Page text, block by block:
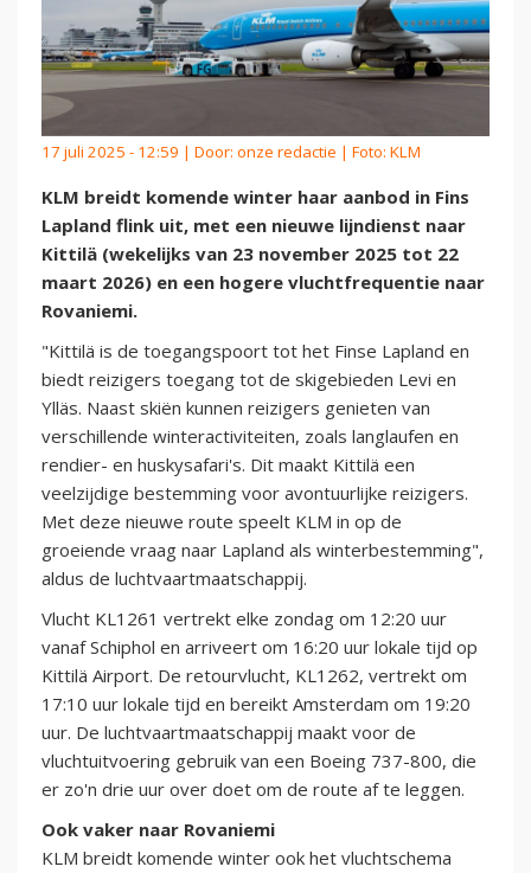
17 juli 2025 - 12:59 | Door: onze redactie | Foto: KLM
KLM breidt komende winter haar aanbod in Fins
Lapland flink uit, met een nieuwe lijndienst naar
Kittilä (wekelijks van 23 november 2025 tot 22
maart 2026) en een hogere vluchtfrequentie naar
Rovaniemi.
"Kittilä is de toegangspoort tot het Finse Lapland en
biedt reizigers toegang tot de skigebieden Levi en
Ylläs. Naast skiën kunnen reizigers genieten van
verschillende winteractiviteiten, zoals langlaufen en
rendier- en huskysafari's. Dit maakt Kittilä een
veelzijdige bestemming voor avontuurlijke reizigers.
Met deze nieuwe route speelt KLM in op de
groeiende vraag naar Lapland als winterbestemming",
aldus de luchtvaartmaatschappij.
Vlucht KL1261 vertrekt elke zondag om 12:20 uur
vanaf Schiphol en arriveert om 16:20 uur lokale tijd op
Kittilä Airport. De retourvlucht, KL1262, vertrekt om
17:10 uur lokale tijd en bereikt Amsterdam om 19:20
uur. De luchtvaartmaatschappij maakt voor de
vluchtuitvoering gebruik van een Boeing 737-800, die
er zo'n drie uur over doet om de route af te leggen.
Ook vaker naar Rovaniemi
KLM breidt komende winter ook het vluchtschema